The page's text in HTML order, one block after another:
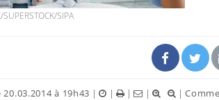
SUPERSTOCK/SIPA
à 19h43 | | | | |